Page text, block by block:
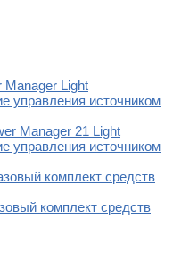
Manager Light
управления источником
Manager 21 Light
управления источником
комплект средств
комплект средств